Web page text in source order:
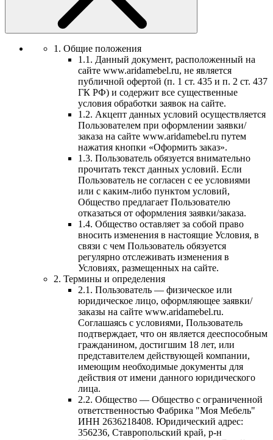
1. Общие положения
1.1. Данный документ, расположенный на
сайте www.aridamebel.ru, не является
публичной офертой (п. 1 ст. 435 и п. 2 ст. 437
ГК РФ) и содержит все существенные
условия обработки заявок на сайте.
1.2. Акцепт данных условий осуществляется
Пользователем при оформлении заявки/
заказа на сайте www.aridamebel.ru путем
нажатия кнопки «Оформить заказ».
1.3. Пользователь обязуется внимательно
прочитать текст данных условий. Если
Пользователь не согласен с ее условиями
или с каким-либо пунктом условий,
Общество предлагает Пользователю
отказаться от оформления заявки/заказа.
1.4. Общество оставляет за собой право
вносить изменения в настоящие Условия, в
связи с чем Пользователь обязуется
регулярно отслеживать изменения в
Условиях, размещенных на сайте.
2. Термины и определения
2.1. Пользователь — физическое или
юридическое лицо, оформляющее заявки/
заказы на сайте www.aridamebel.ru.
Соглашаясь с условиями, Пользователь
подтверждает, что он является дееспособным
гражданином, достигшим 18 лет, или
представителем действующей компании,
имеющим необходимые документы для
действия от имени данного юридического
лица.
2.2. Общество — Общество с ограниченной
ответственностью Фабрика "Моя Мебель"
ИНН 2636218408. Юридический адрес:
356236, Ставропольский край, р-н